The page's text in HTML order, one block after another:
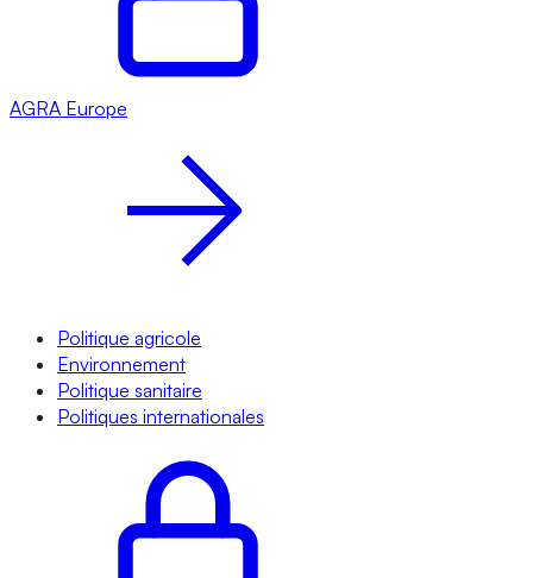
AGRA Europe
Politique agricole
Environnement
Politique sanitaire
Politiques internationales